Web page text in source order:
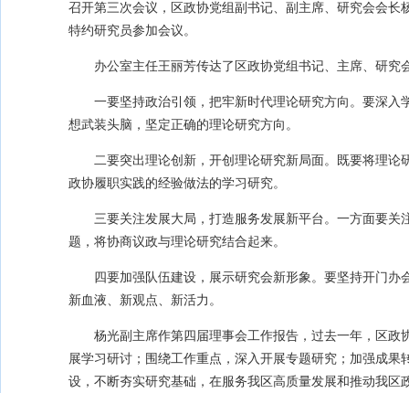
召开第三次会议，区政协党组副书记、副主席、研究会会
特约研究员参加会议。
办公室主任王丽芳传达了区政协党组书记、主席、研
一要坚持政治引领，把牢新时代理论研究方向。要深
想武装头脑，坚定正确的理论研究方向。
二要突出理论创新，开创理论研究新局面。既要将理
政协履职实践的经验做法的学习研究。
三要关注发展大局，打造服务发展新平台。一方面要
题，将协商议政与理论研究结合起来。
四要加强队伍建设，展示研究会新形象。要坚持开门
新血液、新观点、新活力。
杨光副主席作第四届理事会工作报告，过去一年，区
展学习研讨；围绕工作重点，深入开展专题研究；加强成
设，不断夯实研究基础，在服务我区高质量发展和推动我